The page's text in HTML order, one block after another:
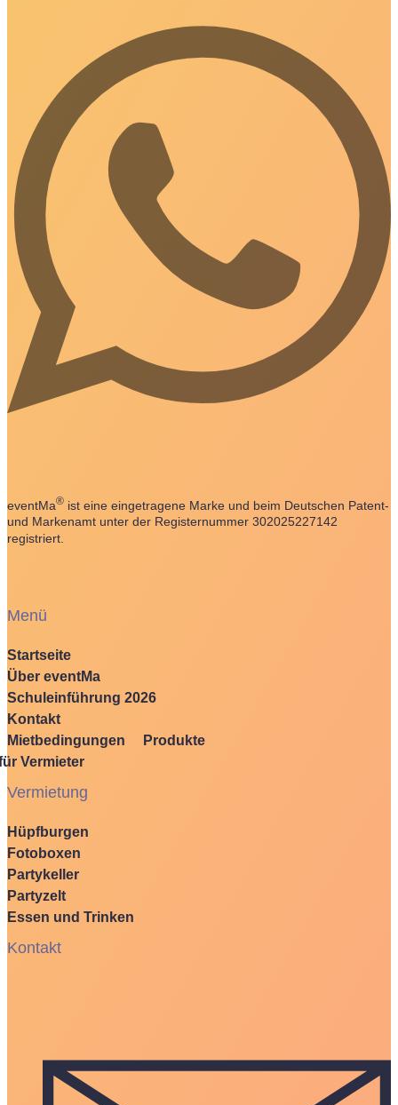
eventMa® ist eine eingetragene Marke und beim Deutschen Patent-
und Markenamt unter der Registernummer 302025227142
registriert.
Menü
Startseite
Über eventMa
Schuleinführung 2026
Kontakt
Mietbedingungen
Produkte
Vermieter
Vermietung
Hüpfburgen
Fotoboxen
Partykeller
Partyzelt
Essen und Trinken
Kontakt